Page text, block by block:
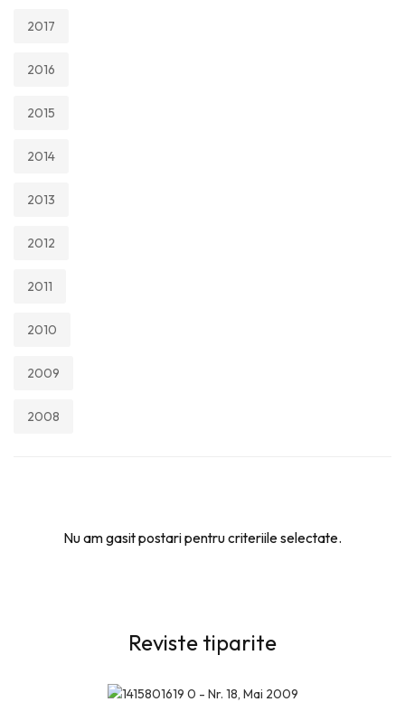
2017
2016
2015
2014
2013
2012
2011
2010
2009
2008
Nu am gasit postari pentru criteriile selectate.
Reviste tiparite